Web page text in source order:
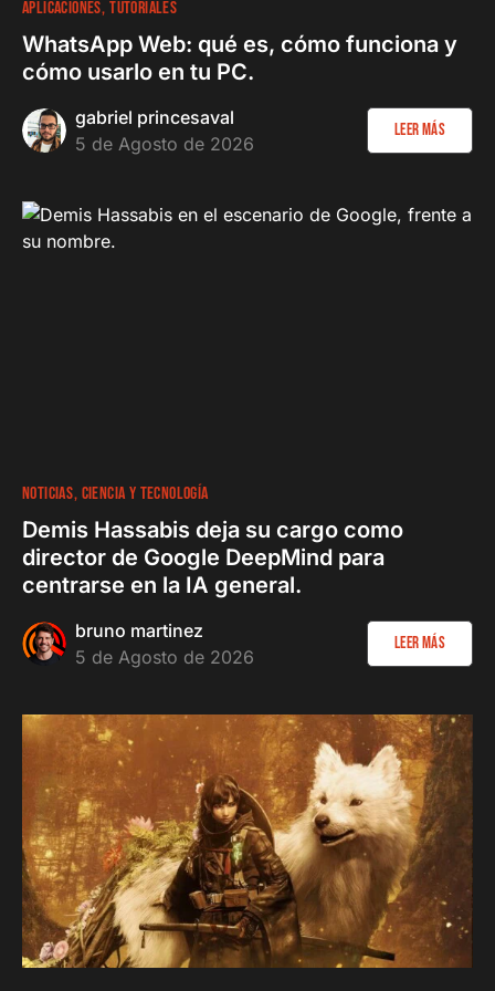
APLICACIONES TUTORIALES
WhatsApp Web: qué es, cómo funciona y
cómo usarlo en tu PC.
gabriel princesaval
5 de Agosto de 2026
Leer más
NOTICIAS CIENCIA Y TECNOLOGÍA
Demis Hassabis deja su cargo como
director de Google DeepMind para
centrarse en la IA general.
bruno martinez
5 de Agosto de 2026
Leer más